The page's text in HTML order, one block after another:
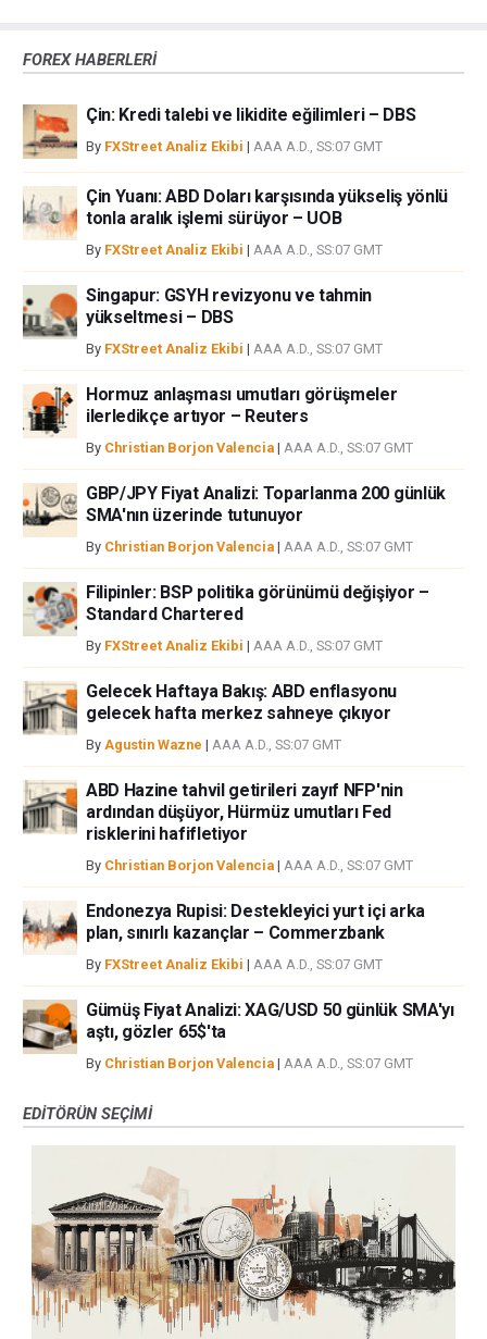
bir alan olmayabilir. Diğer finansal araçlar içinden döviz ticaretini tercih
iştahınızı dikkatlice gözden geçiriniz. FXStreet’de ifade edilen görüşler
bireysel yazarlara aittir, fxstreet.com veya yönetimin görüşlerini ifade
etmemektedir. Bilgilerde hatalar yada eksikler bulunabilir. FXStreet
bağımsız yazarların görüşlerini doğrulamak zorunda değildir.
FXStreet’de verilen herhangi bir görüş, haber, araştırma, analiz, fiyatlar
veya fxstreet.comtarafından bu sitede yayınlanan bilgiler çalışanlar,
ortaklar yada katkıda bulunanlar tarafından genel piyasa yorumu olarak
bilgilerin kullanımı nedeniyle doğrudan yada dolaylı olarak ortaya
çıkabilecek herhangi bir kar kaybı herhangi bir sınırlama olmaksızın
herhangi bir kayıp ya da hasar için sorumluluk kabul etmemektedir.
FOREX HABERLERİ
Çin: Kredi talebi ve likidite eğilimleri – DBS
By FXStreet Analiz Ekibi | AAA A.D., SS:07 GMT
Çin Yuanı: ABD Doları karşısında yükseliş yönlü
tonla aralık işlemi sürüyor – UOB
By FXStreet Analiz Ekibi | AAA A.D., SS:07 GMT
Singapur: GSYH revizyonu ve tahmin
yükseltmesi – DBS
By FXStreet Analiz Ekibi | AAA A.D., SS:07 GMT
Hormuz anlaşması umutları görüşmeler
ilerledikçe artıyor – Reuters
By Christian Borjon Valencia | AAA A.D., SS:07 GMT
GBP/JPY Fiyat Analizi: Toparlanma 200 günlük
SMA'nın üzerinde tutunuyor
By Christian Borjon Valencia | AAA A.D., SS:07 GMT
Filipinler: BSP politika görünümü değişiyor –
Standard Chartered
By FXStreet Analiz Ekibi | AAA A.D., SS:07 GMT
Gelecek Haftaya Bakış: ABD enflasyonu
gelecek hafta merkez sahneye çıkıyor
By Agustin Wazne | AAA A.D., SS:07 GMT
ABD Hazine tahvil getirileri zayıf NFP'nin
ardından düşüyor, Hürmüz umutları Fed
risklerini hafifletiyor
By Christian Borjon Valencia | AAA A.D., SS:07 GMT
Endonezya Rupisi: Destekleyici yurt içi arka
plan, sınırlı kazançlar – Commerzbank
By FXStreet Analiz Ekibi | AAA A.D., SS:07 GMT
Gümüş Fiyat Analizi: XAG/USD 50 günlük SMA'yı
aştı, gözler 65$'ta
By Christian Borjon Valencia | AAA A.D., SS:07 GMT
EDITÖRÜN SEÇIMI